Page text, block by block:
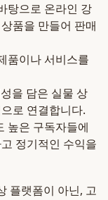
탕으로 온라인 강
품을 만들어 판매
품이나 서비스를
을 담은 실물 상
로 연결합니다.
높은 구독자들에
정기적인 수익을
플랫폼이 아닌, 고